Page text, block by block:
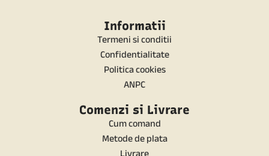
Informatii
Termeni si conditii
Confidentialitate
Politica cookies
ANPC
Comenzi si Livrare
Cum comand
Metode de plata
Livrare